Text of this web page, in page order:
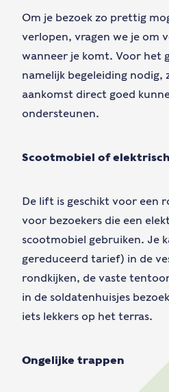
Om je bezoek zo prettig
verlopen, vragen we je om
wanneer je komt. Voor het
namelijk begeleiding nodig,
aankomst direct goed
ondersteunen.
Scootmobiel of
De lift is geschikt voor een
voor bezoekers die een
scootmobiel gebruiken. Je
gereduceerd tarief) in de
rondkijken, de vaste
in de soldatenhuisjes
iets lekkers op het terras.
Ongelijke trappen